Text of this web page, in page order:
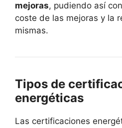
mejoras, pudiendo así
coste de las mejoras y la
mismas.
Tipos de
energéticas
Las certificaciones